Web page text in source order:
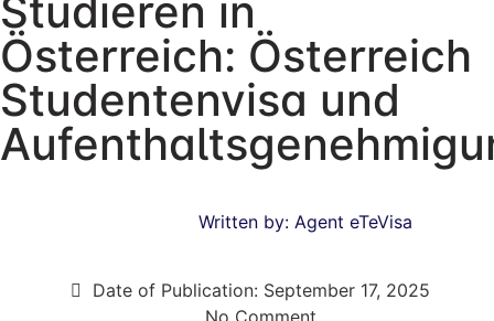
Studieren in
Österreich: Österreich
Studentenvisa und
Written by:Agent eTeVisa
Date of Publication: September 17, 2025
No Comment